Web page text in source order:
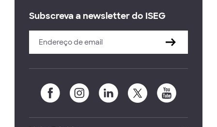
Subscreva a newsletter do ISEG